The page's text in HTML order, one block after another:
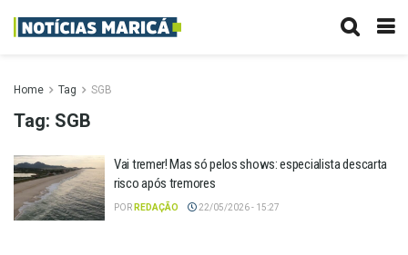
Home Tag SGB
Tag: SGB
Vai tremer! Mas só pelos shows: especialista descarta
risco após tremores
POR REDAÇÃO 22/05/2026 - 15:27